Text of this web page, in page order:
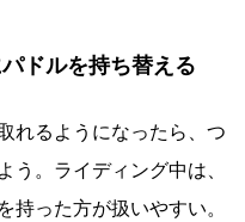
パドルを持ち替える
れるようになったら、つ
う。ライディング中は、
持った方が扱いやすい。